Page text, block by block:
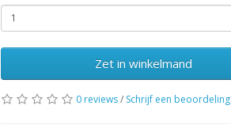
Zet in winkelmand
0 reviews/ Schrijf een beoordeling